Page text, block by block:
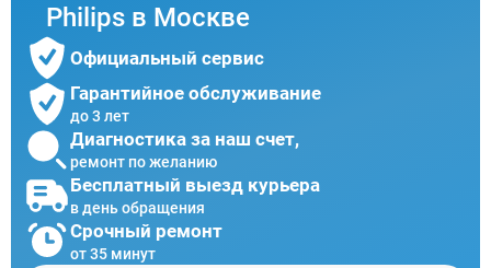
Philips в Москве
Официальный сервис
Гарантийное обслуживание
до 3 лет
Диагностика за наш счет,
ремонт по желанию
Бесплатный выезд курьера
в день обращения
Срочный ремонт
от 35 минут